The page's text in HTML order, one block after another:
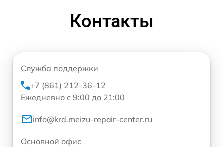
Контакты
Служба поддержки
+7 (861) 212-36-12
Ежедневно с 9:00 до 21:00
info@krd.meizu-repair-center.ru
Основной офис